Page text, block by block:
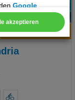
Google
akzeptieren
Empfehlung
Karte